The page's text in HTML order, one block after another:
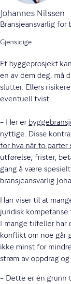
Johannes Nilssen
Bransjeansvarlig for
Gjensidige
Et byggeprosjekt
en av dem deg, må
slutter. Ellers
eventuell tvist.
– Her er
nyttige. Disse
for hva når to parter
utførelse, frister,
gang å være
bransjeansvarlig
Han viser til at
juridisk
I mange tilfeller har
konflikt om noe går
ikke minst for
strøm av oppdrag
– Dette er én grunn